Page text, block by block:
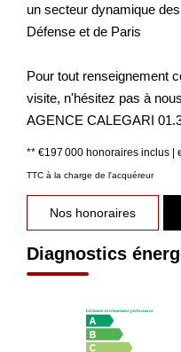
un secteur dynamique
Défense et de Paris
Pour tout renseignement
visite, n'hésitez pas à
AGENCE CALEGARI
** €197 000 honoraires inclus |
TTC à la charge de l'acquéreur
Nos honoraires
Diagnostics